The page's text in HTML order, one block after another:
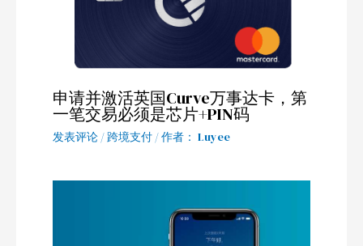
申请并激活英国Curve万事达卡，第
一笔交易必须是芯片+PIN码
发表评论 /跨境支付 / 作者： Luyee